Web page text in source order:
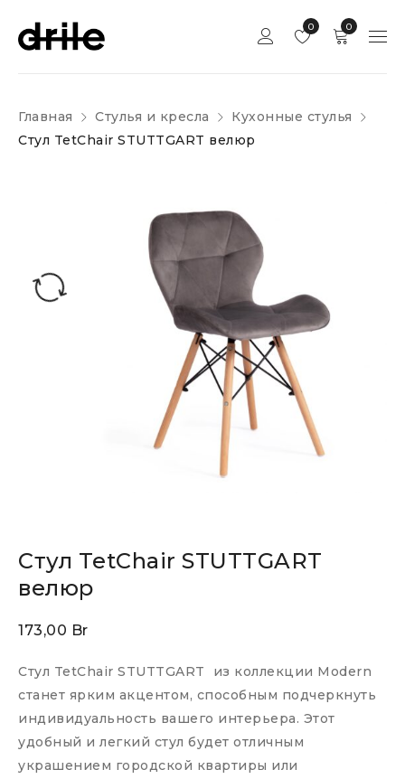
0
0
Главная Стулья и кресла
Кухонные стулья
Стул TetChair STUTTGART велюр
Стул TetChair STUTTGART
велюр
173,00 Br
Стул TetChair STUTTGART из коллекции Modern
станет ярким акцентом, способным подчеркнуть
индивидуальность вашего интерьера. Этот
удобный и легкий стул будет отличным
украшением городской квартиры или